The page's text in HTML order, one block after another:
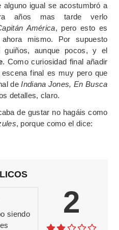
alguno igual se acostumbró a
años mas tarde verlo
América, pero esto es
mismo. Por supuesto
guiños, aunque pocos, y el
. Como curiosidad final añadir
final es muy pero que
deIndiana Jones, En Busca
detalles, claro.
de gustar no hagáis como
, porque como el dice:
siendo
2